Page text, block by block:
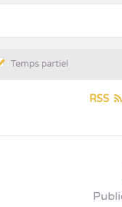
Temps partiel
RSS